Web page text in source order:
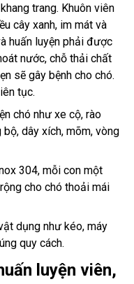
trang. Khuôn viên
cây xanh, im mát và
huấn luyện phải được
nước, chỗ thải chất
sẽ gây bệnh cho chó.
tục.
chó như xe cộ, rào
dây xích, mõm, vòng
304, mỗi con một
cho chó thoải mái
dụng như kéo, máy
quy cách.
luyện viên,